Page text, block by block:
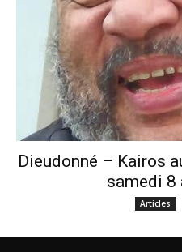
Dieudonné – Kairos
samedi 8
Articles